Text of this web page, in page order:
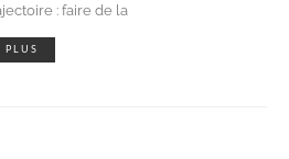
: faire de la
PLUS